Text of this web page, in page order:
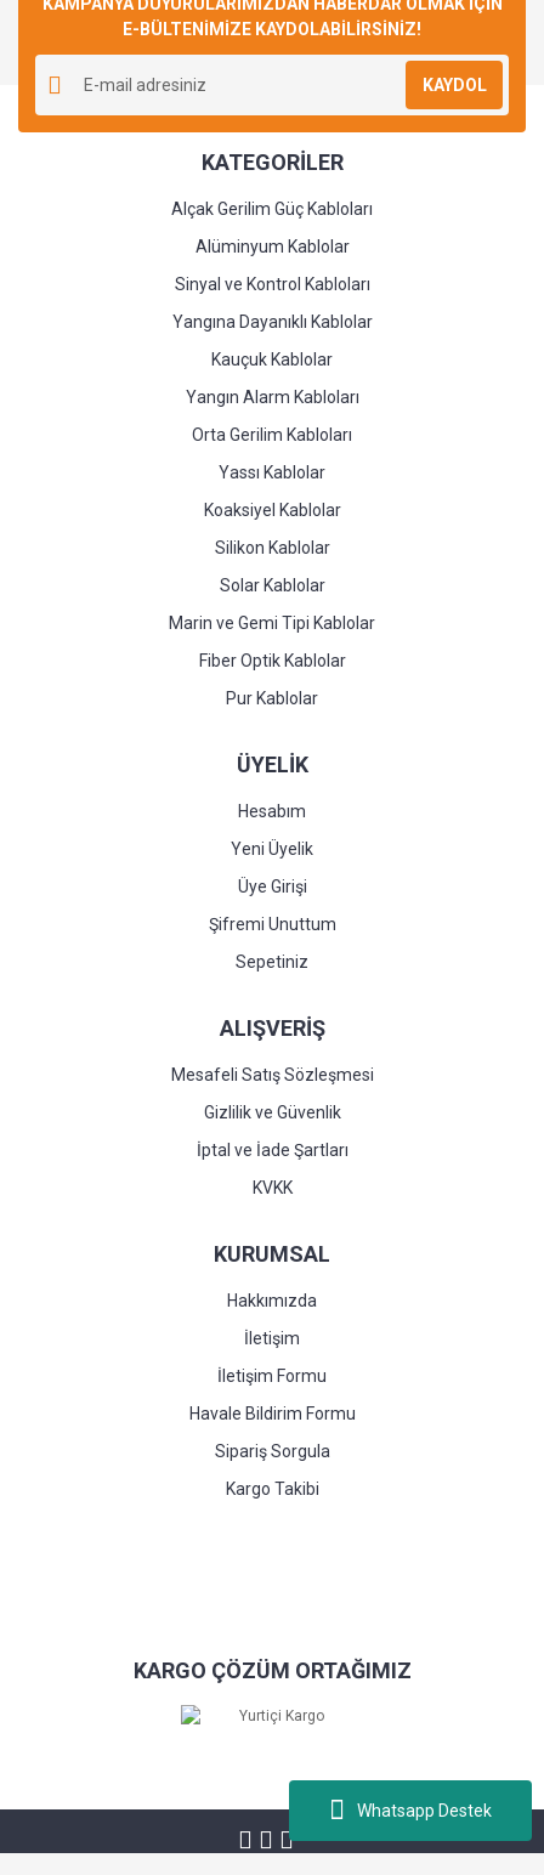
Whatsapp Destek
Bilgi almak
Kaynak kablosu bakırmı alüminyum mu?
E-BÜLTENİMİZE KAYDOLABİLİRSİNİZ!
KAYDOL
KATEGORİLER
Alçak Gerilim Güç Kabloları
Alüminyum Kablolar
Sinyal ve Kontrol Kabloları
Yangına Dayanıklı Kablolar
Kauçuk Kablolar
Yangın Alarm Kabloları
Orta Gerilim Kabloları
Yassı Kablolar
Koaksiyel Kablolar
Silikon Kablolar
Solar Kablolar
Marin ve Gemi Tipi Kablolar
Fiber Optik Kablolar
Pur Kablolar
ÜYELİK
Hesabım
Yeni Üyelik
Üye Girişi
Şifremi Unuttum
Sepetiniz
ALIŞVERİŞ
Mesafeli Satış Sözleşmesi
Gizlilik ve Güvenlik
İptal ve İade Şartları
KVKK
KURUMSAL
Hakkımızda
İletişim
İletişim Formu
Havale Bildirim Formu
Sipariş Sorgula
Kargo Takibi
KARGO ÇÖZÜM ORTAĞIMIZ